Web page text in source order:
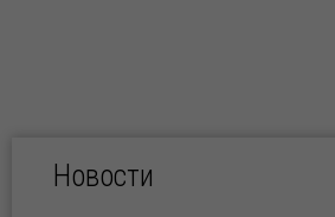
Новости
складе! 🔥
Уважаемые Партнёры! Дорогие